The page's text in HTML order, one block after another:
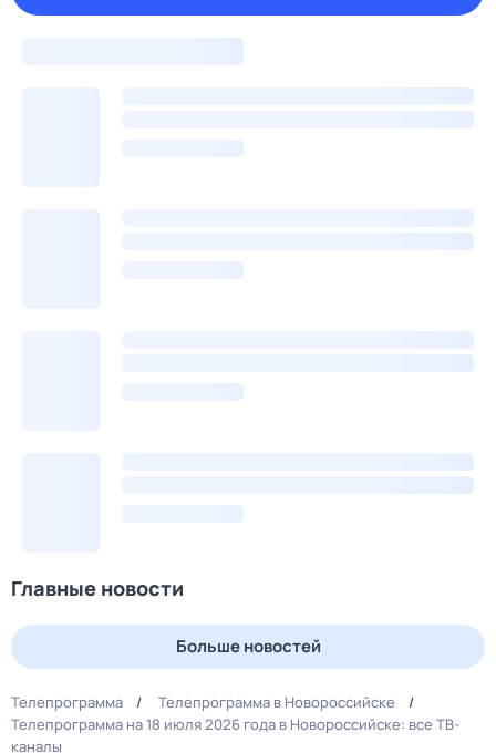
Главные новости
Больше новостей
Телепрограмма
Телепрограмма в Новороссийске
Телепрограмма на 18 июля 2026 года в Новороссийске: все ТВ-
каналы